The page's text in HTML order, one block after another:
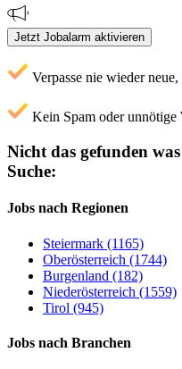
Jetzt Jobalarm aktivieren
Verpasse nie wieder neue,
Kein Spam oder unnötige
Nicht das gefunden
Suche:
Jobs nach Regionen
Steiermark (1165)
Oberösterreich (1744)
Burgenland (182)
Niederösterreich (1559)
Tirol (945)
Jobs nach Branchen